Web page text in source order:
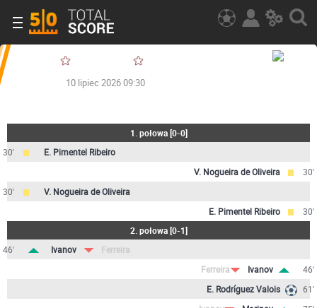
10 lipiec 2026 09:30
1. połowa[0-0]
E. Pimentel Ribeiro
30'
30'
V. Nogueira de Oliveira
V. Nogueira de Oliveira
30'
30'
E. Pimentel Ribeiro
2. połowa[0-1]
Ferreira
Ivanov
46'
46'
Ivanov
Ferreira
61'
E. Rodríguez Valois